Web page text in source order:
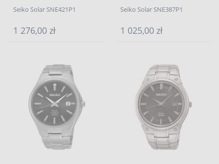
Seiko Solar SNE421P1
1 276,00 zł
Seiko Solar SNE387P1
1 025,00 zł